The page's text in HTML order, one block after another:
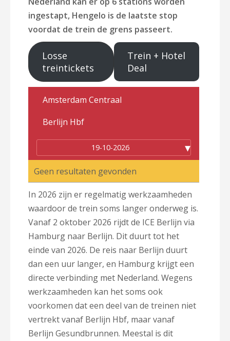
ingestapt, Hengelo is de laatste stop
voordat de trein de grens passeert.
Losse
treintickets
Trein + Hotel
Deal
19-10-2026
Geen resultaten gevonden
In 2026 zijn er regelmatig werkzaamheden
waardoor de trein soms langer onderweg is.
Vanaf 2 oktober 2026 rijdt de ICE Berlijn via
Hamburg naar Berlijn. Dit duurt tot het
einde van 2026. De reis naar Berlijn duurt
dan een uur langer, en Hamburg krijgt een
directe verbinding met Nederland. Wegens
werkzaamheden kan het soms ook
voorkomen dat een deel van de treinen niet
vertrekt vanaf Berlijn Hbf, maar vanaf
Berlijn Gesundbrunnen. Meestal is dit